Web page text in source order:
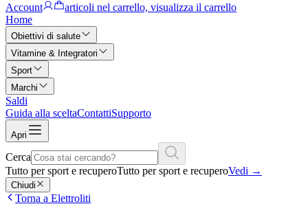
Account
articoli nel carrello, visualizza il carrello
Home
Obiettivi di salute
Vitamine & Integratori
Sport
Marchi
Saldi
Guida alla sceltaContattiSupporto
Apri
Cerca
Tutto per sport e recuperoTutto per sport e recuperoVedi →
Chiudi
Torna a Elettroliti